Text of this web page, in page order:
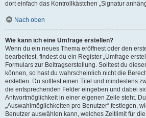
dort einfach das Kontrollkästchen „Signatur
Nach oben
Wie kann ich eine Umfrage erstellen?
Wenn du ein neues Thema eröffnest oder den
bearbeitest, findest du ein Register „Umfrage
Formulars zur Beitragserstellung. Solltest du
können, so hast du wahrscheinlich nicht die
erstellen. Du solltest einen Titel und mindestens
die entsprechenden Felder eingeben und dabei
Antwortmöglichkeit in einer eigenen Zeile steht.
„Auswahlmöglichkeiten pro Benutzer“ festlegen,
Benutzer auswählen kann, welches Zeitlimit für